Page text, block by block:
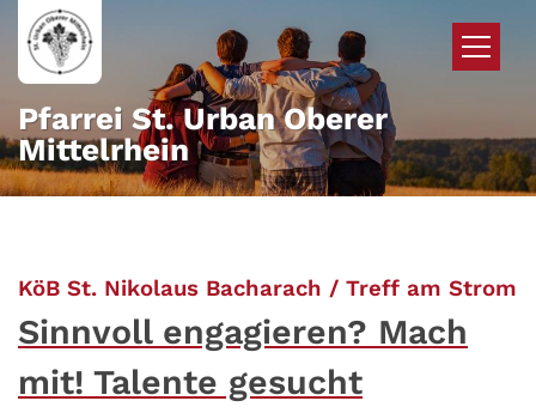
Zum Inhalt springen
Pfarrei St. Urban Oberer
Mittelrhein
KöB St. Nikolaus Bacharach / Treff am Strom
Sinnvoll engagieren? Mach
mit! Talente gesucht